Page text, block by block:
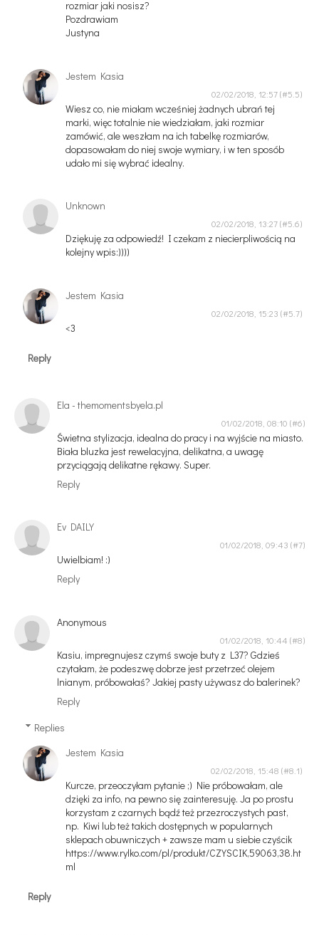
rozmiar jaki nosisz?
Pozdrawiam
Justyna
Jestem Kasia
02/02/2018, 12:57
Wiesz co, nie miałam wcześniej żadnych ubrań tej
marki, więc totalnie nie wiedziałam, jaki rozmiar
zamówić, ale weszłam na ich tabelkę rozmiarów,
dopasowałam do niej swoje wymiary, i w ten sposób
udało mi się wybrać idealny.
Unknown
02/02/2018, 13:27
Dziękuję za odpowiedź! I czekam z niecierpliwością na
kolejny wpis:))))
Jestem Kasia
02/02/2018, 15:23
<3
Reply
Ela - themomentsbyela.pl
01/02/2018, 08:10
Świetna stylizacja, idealna do pracy i na wyjście na miasto.
Biała bluzka jest rewelacyjna, delikatna, a uwagę
przyciągają delikatne rękawy. Super.
Reply
Ev DAILY
01/02/2018, 09:43
Uwielbiam! :)
Reply
Anonymous
01/02/2018, 10:44
Kasiu, impregnujesz czymś swoje buty z L37? Gdzieś
czytałam, że podeszwę dobrze jest przetrzeć olejem
lnianym, próbowałaś? Jakiej pasty używasz do balerinek?
Reply
Replies
Jestem Kasia
02/02/2018, 15:48
Kurcze, przeoczyłam pytanie ;) Nie próbowałam, ale
dzięki za info, na pewno się zainteresuję. Ja po prostu
korzystam z czarnych bądź też przezroczystych past,
np. Kiwi lub też takich dostępnych w popularnych
sklepach obuwniczych + zawsze mam u siebie czyścik
https://www.rylko.com/pl/produkt/CZYSCIK,59063,38.ht
ml
Reply